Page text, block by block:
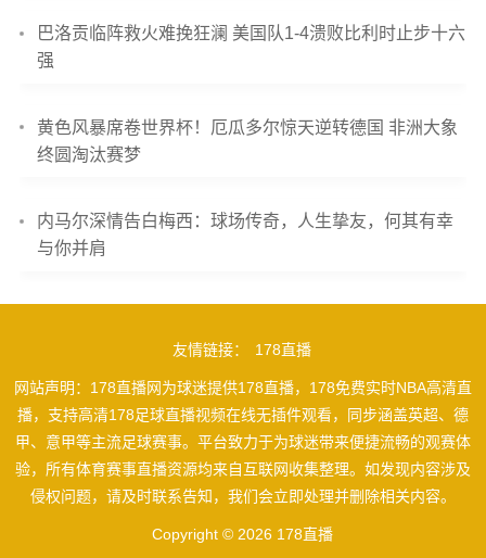
巴洛贡临阵救火难挽狂澜 美国队1-4溃败比利时止步十六
强
黄色风暴席卷世界杯！厄瓜多尔惊天逆转德国 非洲大象
终圆淘汰赛梦
内马尔深情告白梅西：球场传奇，人生挚友，何其有幸
与你并肩
友情链接： 178直播
网站声明：178直播网为球迷提供178直播，178免费实时NBA高清直
播，支持高清178足球直播视频在线无插件观看，同步涵盖英超、德
甲、意甲等主流足球赛事。平台致力于为球迷带来便捷流畅的观赛体
验，所有体育赛事直播资源均来自互联网收集整理。如发现内容涉及
侵权问题，请及时联系告知，我们会立即处理并删除相关内容。
Copyright © 2026 178直播